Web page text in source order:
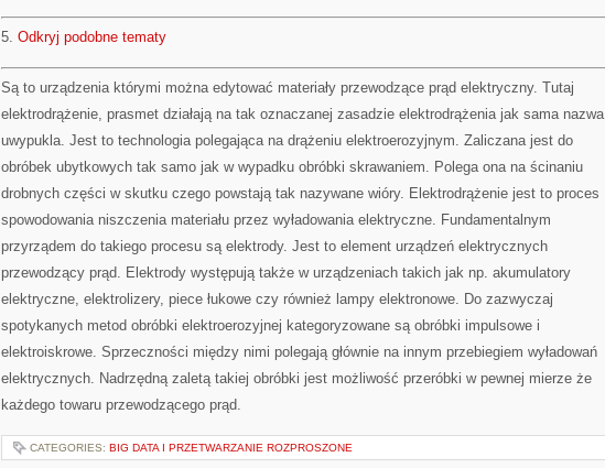
5. Odkryj podobne tematy
Są to urządzenia którymi można edytować materiały przewodzące prąd elektryczny. Tutaj
elektrodrążenie, prasmet działają na tak oznaczanej zasadzie elektrodrążenia jak sama nazwa
uwypukla. Jest to technologia polegająca na drążeniu elektroerozyjnym. Zaliczana jest do
obróbek ubytkowych tak samo jak w wypadku obróbki skrawaniem. Polega ona na ścinaniu
drobnych części w skutku czego powstają tak nazywane wióry. Elektrodrążenie jest to proces
spowodowania niszczenia materiału przez wyładowania elektryczne. Fundamentalnym
przyrządem do takiego procesu są elektrody. Jest to element urządzeń elektrycznych
przewodzący prąd. Elektrody występują także w urządzeniach takich jak np. akumulatory
elektryczne, elektrolizery, piece łukowe czy również lampy elektronowe. Do zazwyczaj
spotykanych metod obróbki elektroerozyjnej kategoryzowane są obróbki impulsowe i
elektroiskrowe. Sprzeczności między nimi polegają głównie na innym przebiegiem wyładowań
elektrycznych. Nadrzędną zaletą takiej obróbki jest możliwość przeróbki w pewnej mierze że
każdego towaru przewodzącego prąd.
CATEGORIES: BIG DATA I PRZETWARZANIE ROZPROSZONE